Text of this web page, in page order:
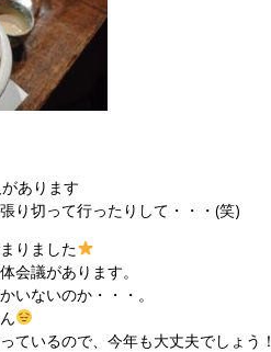
あります
り切って行ったりして・・・(笑)
りました
会議があります。
いないのか・・・。
ているので、今年も大丈夫でしょう！